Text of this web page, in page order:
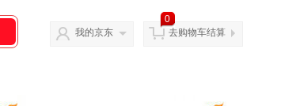
我的京东
0
去购物车结算